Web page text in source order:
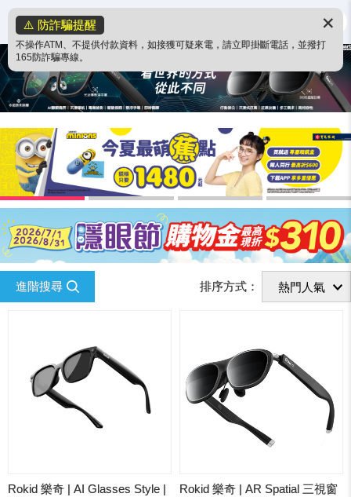
⚠️ 防詐騙提醒
不操作ATM、不提供付款資料，如接獲可疑來電，請立即掛斷電話，並撥打
165防詐騙專線。
✕
進階搜尋 排序方式：
Rokid 樂奇 | AI Glasses Style |
Rokid 樂奇 | AR Spatial 三視窗